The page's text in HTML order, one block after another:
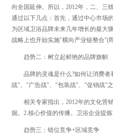
向全国延伸。所以，2012年，二、三
通过以下几点：首先，通过中心市场
为区域卫浴品牌未来几年增长的最大
战略上也开始实施"横向产业链整合"(
趋势二：树立起鲜艳的品牌旗帜
品牌的灵魂是什么?如何让消费者
战"、"广告战"、"包装战"、"促销战"
相关专家指出，2012年的文化营销
掘。2.核心价值的传播。卫浴企业提
趋势三：错位竞争+区域竞争